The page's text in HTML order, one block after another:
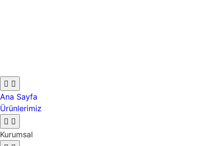
Ana Sayfa
Ürünlerimiz
Kurumsal